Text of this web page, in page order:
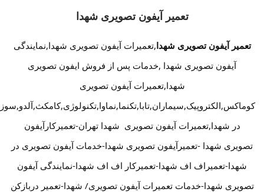
تعمیر آیفون تصویری شهدا
تعمیر آیفون تصویری شهدا,تعمیرات آیفون تصویری شهدا,نمایندگی
آیفون تصویری شهدا ,خدمات پس از فروش ایفون تصویری
شهدا,تعمیرات آیفون تصویری
در شهدا,تعمیرات آیفون تصویری شهدا تهران-تعمیرکارآیفون
تصویری شهدا -تعمیرآیفون تصویری شهدا-خدمات آیفون تصویری در
شهدا-تعمیراف اف شهدا-تعمیرکار اف اف شهدا-نمایندگی آیفون
تصویری شهدا-خدمات تعمیرات آیفون تصویری/ شهدا-تعمیر دربازکن